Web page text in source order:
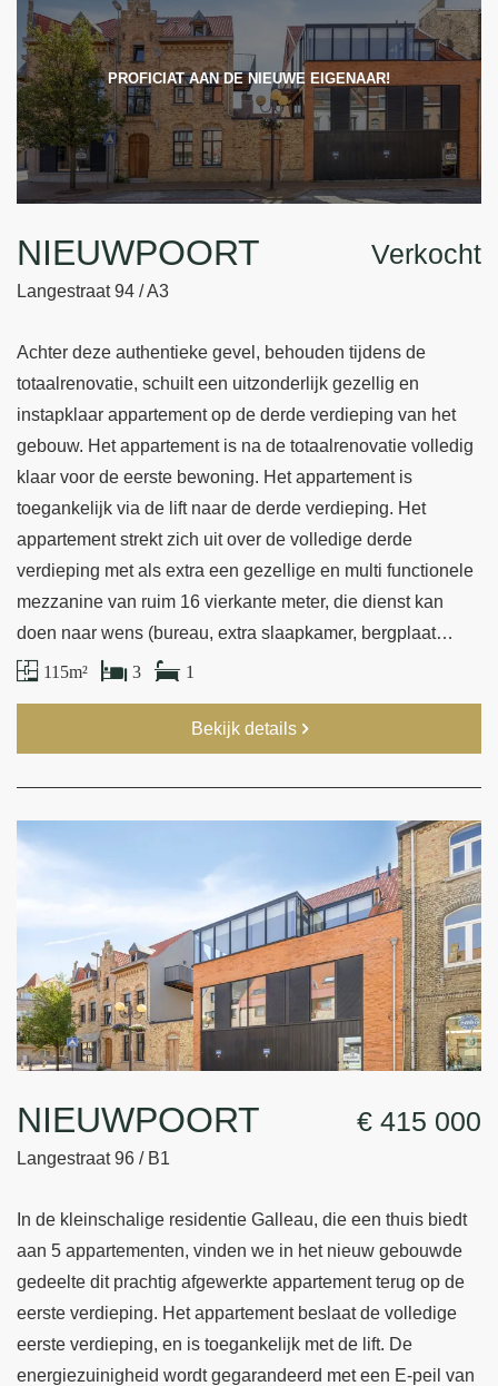
PROFICIAT AAN DE NIEUWE EIGENAAR!
NIEUWPOORT
Langestraat 94 / A3
Verkocht
Achter deze authentieke gevel, behouden tijdens de
totaalrenovatie, schuilt een uitzonderlijk gezellig en
instapklaar appartement op de derde verdieping van het
gebouw. Het appartement is na de totaalrenovatie volledig
klaar voor de eerste bewoning. Het appartement is
toegankelijk via de lift naar de derde verdieping. Het
appartement strekt zich uit over de volledige derde
verdieping met als extra een gezellige en multi functionele
mezzanine van ruim 16 vierkante meter, die dienst kan
doen naar wens (bureau, extra slaapkamer, bergplaat…
115 m² 3 1
Bekijk details
NIEUWPOORT
Langestraat 96 / B1
€ 415 000
In de kleinschalige residentie Galleau, die een thuis biedt
aan 5 appartementen, vinden we in het nieuw gebouwde
gedeelte dit prachtig afgewerkte appartement terug op de
eerste verdieping. Het appartement beslaat de volledige
eerste verdieping, en is toegankelijk met de lift. De
energiezuinigheid wordt gegarandeerd met een E-peil van